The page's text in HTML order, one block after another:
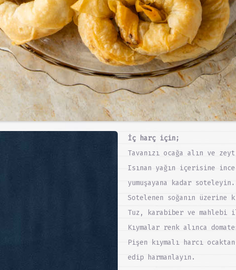
İç harç için;
Tavanızı ocağa alın ve
Isınan yağın içerisine ince
yumuşayana kadar soteleyin.
Sotelenen soğanın üzerine
Tuz, karabiber ve mahlebi
Kıymalar renk alınca
Pişen kıymalı harcı
edip harmanlayın.